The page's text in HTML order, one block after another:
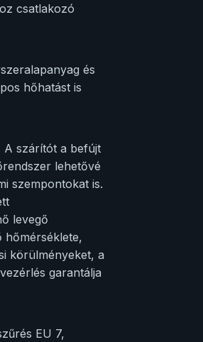
csatlakozó
és
hőhatást is
A szárítót a befújt
lehetővé
szempontokat is.
levegő
hőmérséklete,
körülményeket, a
garantálja
EU 7,